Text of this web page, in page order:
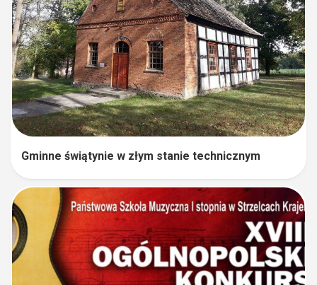
Gminne świątynie w złym stanie technicznym